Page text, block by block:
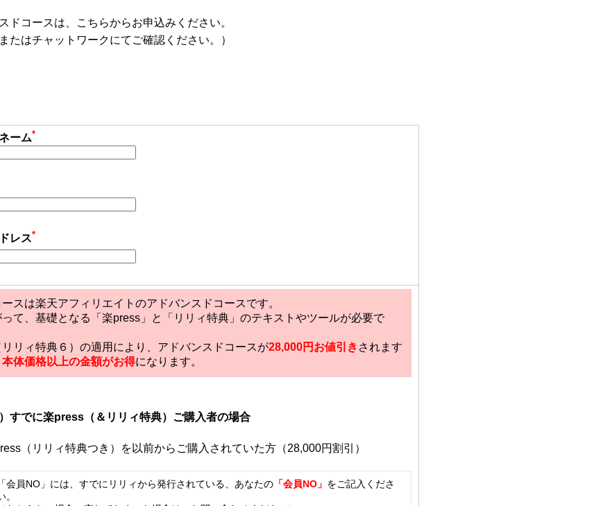
ドコースは、こちらからお申込みください。
たはチャットワークにてご確認ください。）
ーム*
レス*
ースは楽天アフィリエイトのアドバンスドコースです。
って、基礎となる「楽press」と「リリィ特典」のテキストやツールが必要で
リリィ特典６）の適用により、アドバンスドコースが28,000円お値引き されます
本体価格以上の金額がお得になります。
）すでに楽press（＆リリィ特典）ご購入者の場合
（リリィ特典つき）を以前からご購入されていた方（28,000円割引）
「会員NO」には、すでにリリィから発行されている、あなたの 「会員NO」 をご記入くださ
。